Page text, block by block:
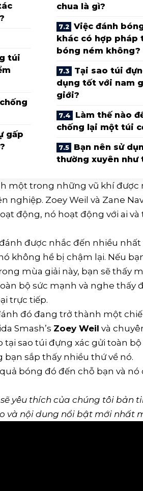
túi
gấp
chua là gì?
Việc đánh
khác có hợp pháp
bóng ném không?
Tại sao túi
dụng tốt với nam
giới?
Làm thế nào
chống lại một túi
Bạn nên sử
thường xuyên như
một trong những vũ khí được
Zoey Weil và Zane
động, nó hoạt động với ai và
đánh được nhắc đến nhiều
không hề bị chậm lại. Nếu
mùa giải này, bạn sẽ thấy
bộ sức mạnh và nghe thấy
trực tiếp.
đó đang trở thành một
Smash’s Zoey Weil và
tại sao túi đựng xác gửi toàn
bạn sắp thấy nhiều thứ về nó.
bóng đó đến chỗ bạn và nó
yêu thích của chúng tôi bản
và nội dung nổi bật mới nhất